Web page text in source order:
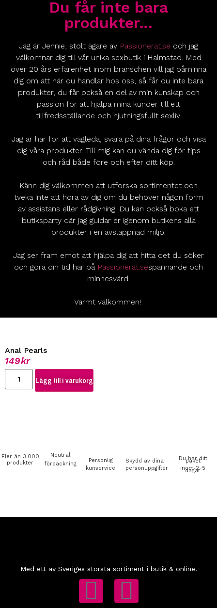
Du får inte bara
produkter…
Jag är Jennie, stolt ägare av Passionerat.se och jag
välkomnar dig till vår unika sexbutik i Halmstad. Med
över 20 års erfarenhet inom branschen vill jag påminna
dig om att när du handlar hos oss, så får du inte bara
produkter, du får också en del av min kunskap och
passion för att hjälpa mina kunder till ett
tillfredsställande och njutningsfullt sexliv.
Jag är här för att vägleda, svara på dina frågor och visa
dig våra produkter. Till mig kan du vända dig för tips
och råd både före och efter ditt köp.
Känn dig välkommen att utforska sortimentet och
tveka inte att höra av dig om du behöver någon form
av assistans eller rådgivning. Du kan också boka ett
butiksparty där jag guidar er igenom butikens alla
produkter i en avslappnad miljö.
Jag ser fram emot att hjälpa dig att hitta det du söker
och göra din tid här på Passionerat.sespännande och
minnesvärd.
Varmt välkommen!
Anal Pearls
149kr
Lägg till i varukorg
Fler än 3.000
produkter
Neutral
förpackning
Personlig
kunservice
Skydd av dina
personuppgifter
Du har ditt
paket
inom 2-5
dagar
Med ett av Sveriges största sortiment i butik & online.